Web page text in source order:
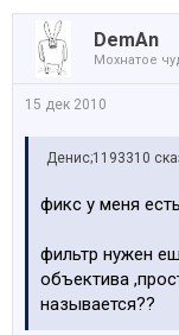
DemAn
Мохнатое
15 дек 2010
Денис;1193310
фикс у меня
фильтр нужен
объектива
называется??